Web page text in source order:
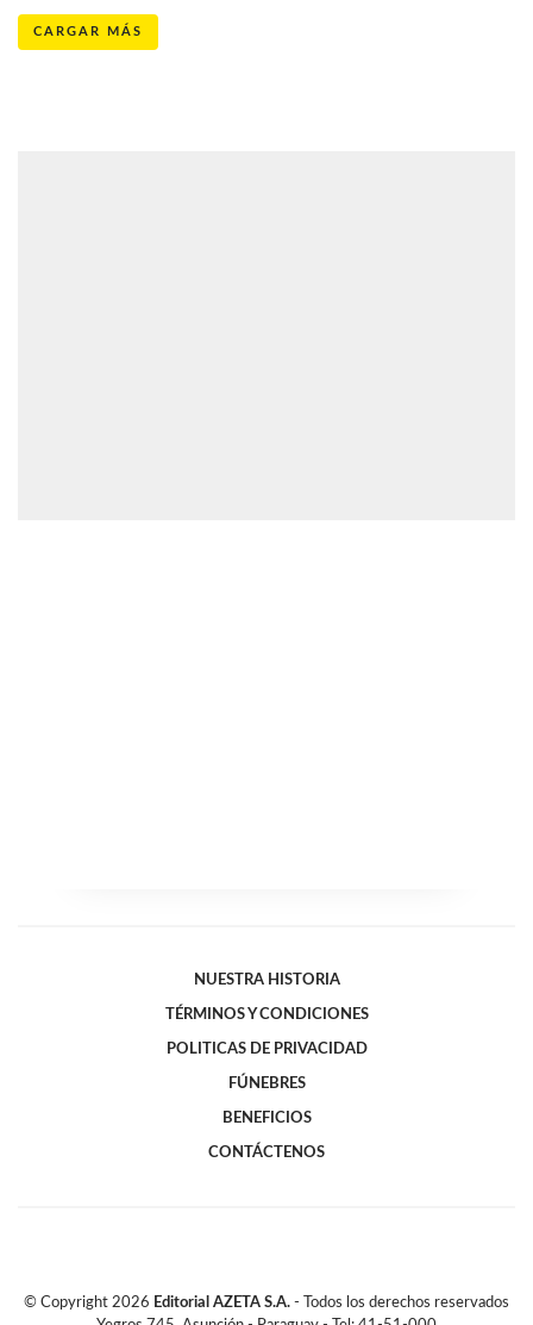
CARGAR MÁS
NUESTRA HISTORIA
TÉRMINOS Y CONDICIONES
POLITICAS DE PRIVACIDAD
FÚNEBRES
BENEFICIOS
CONTÁCTENOS
© Copyright 2026 Editorial AZETA S.A. - Todos los derechos reservados